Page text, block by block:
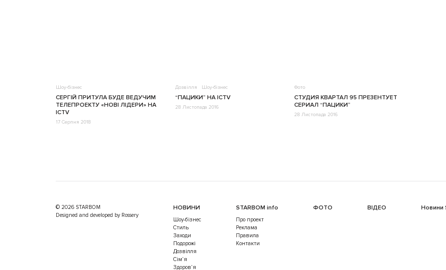
Шоу-бізнес
СЕРГІЙ ПРИТУЛА БУДЕ ВЕДУЧИМ
ТЕЛЕПРОЕКТУ «НОВІ ЛІДЕРИ» НА
ICTV
17 Серпня 2018
Дозвілля Шоу-бізнес
“ПАЦИКИ” НА ICTV
28 Листопада 2016
Фото
СТУДИЯ КВАРТАЛ 95 ПРЕЗЕНТУЕТ
СЕРИАЛ “ПАЦИКИ”
28 Листопада 2016
© 2026 STARBOM
Designed and developed by Rossery
НОВИНИ
Шоу-бізнес
Стиль
Заходи
Подорожі
Дозвілля
Cім’я
Здоров’я
STARBOM info
Про проект
Реклама
Правила
Контакти
ФОТО ВІДЕО Новини